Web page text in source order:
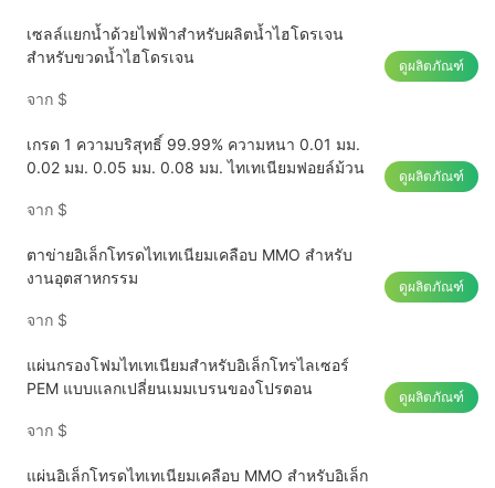
เซลล์แยกน้ำด้วยไฟฟ้าสำหรับผลิตน้ำไฮโดรเจน
สำหรับขวดน้ำไฮโดรเจน
จาก $
ดูผลิตภัณฑ์
เกรด 1 ความบริสุทธิ์ 99.99% ความหนา 0.01 มม.
0.02 มม. 0.05 มม. 0.08 มม. ไทเทเนียมฟอยล์ม้วน
จาก $
ดูผลิตภัณฑ์
ตาข่ายอิเล็กโทรดไทเทเนียมเคลือบ MMO สำหรับ
งานอุตสาหกรรม
จาก $
ดูผลิตภัณฑ์
แผ่นกรองโฟมไทเทเนียมสำหรับอิเล็กโทรไลเซอร์
PEM แบบแลกเปลี่ยนเมมเบรนของโปรตอน
จาก $
ดูผลิตภัณฑ์
แผ่นอิเล็กโทรดไทเทเนียมเคลือบ MMO สำหรับอิเล็ก